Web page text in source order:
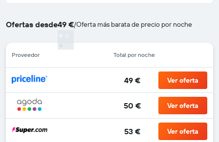
Ofertas desde49 €/Oferta más barata de precio por noche
Proveedor Total por noche
49 € Ver oferta
50 € Ver oferta
53 € Ver oferta